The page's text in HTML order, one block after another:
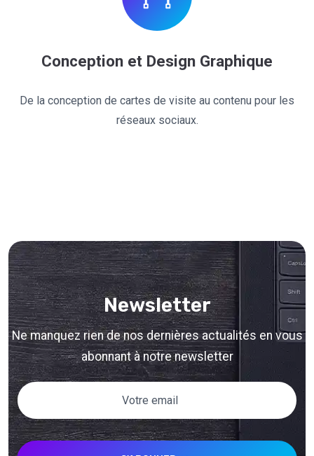
Conception et Design Graphique
De la conception de cartes de visite au contenu pour les
réseaux sociaux.
Newsletter
Ne manquez rien de nos dernières actualités en vous
abonnant à notre newsletter